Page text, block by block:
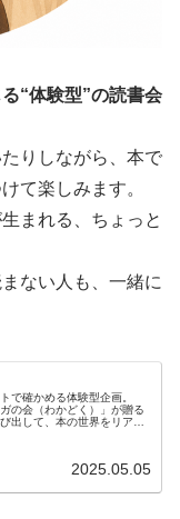
“体験型”の読書会
りしながら、本で
て楽しみます。
まれる、ちょっと
ない人も、一緒に
で確かめる体験型企画。
の会（わかどく）」が贈る
出して、本の世界をリアル
2025.05.05